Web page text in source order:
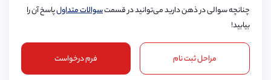
پرستاری مشاهده
چنانچه سوالی در ذهن دارید می‌توانید در قسمتسوالات متداولپاسخ آن را
بیابید!
مراحل ثبت نام فرم درخواست